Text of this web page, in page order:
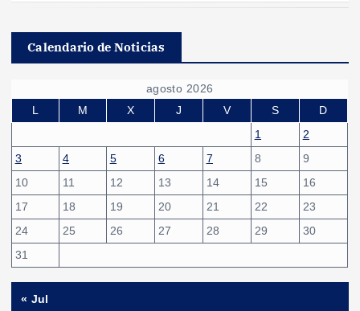
Calendario de Noticias
agosto 2026
L
M X J V S
D
1
2
3
4 5 6 7 8
9
10
11 12 13 14 15
16
17
18 19 20 21 22
23
24
25 26 27 28 29
30
31
« Jul